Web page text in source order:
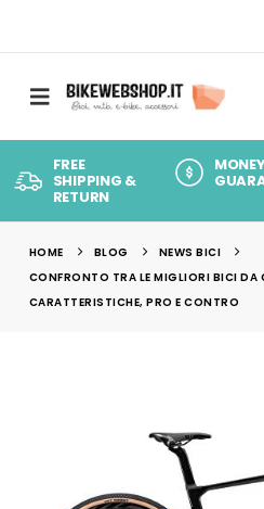
FREE
SHIPPING &
RETURN
HOME BLOG
NEWS BICI
CONFRONTO TRA LE MIGLIORI BICI
CARATTERISTICHE, PRO E CONTRO